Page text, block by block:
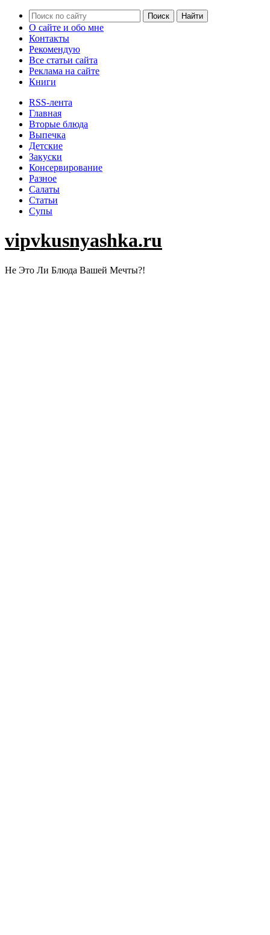
О сайте и обо мне
Контакты
Рекомендую
Все статьи сайта
Реклама на сайте
Книги
RSS-лента
Главная
Вторые блюда
Выпечка
Детские
Закуски
Консервирование
Разное
Салаты
Статьи
Супы
vipvkusnyashka.ru
Не Это Ли Блюда Вашей Мечты?!